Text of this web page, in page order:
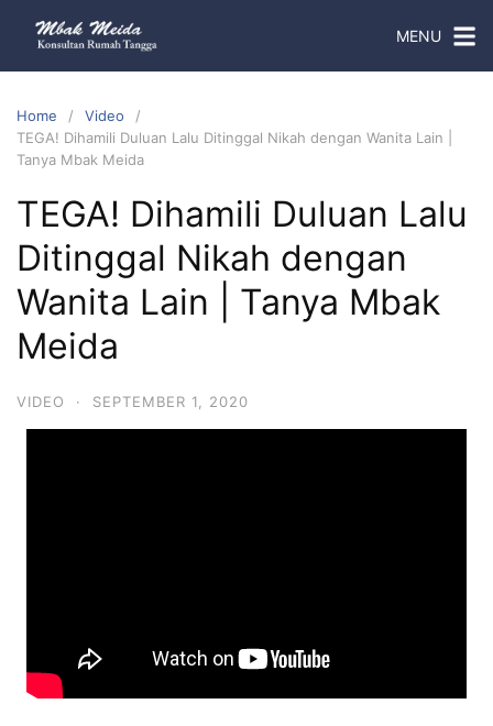
MENU
Home
Video
TEGA! Dihamili Duluan Lalu Ditinggal Nikah dengan Wanita Lain |
Tanya Mbak Meida
TEGA! Dihamili Duluan Lalu
Ditinggal Nikah dengan
Wanita Lain | Tanya Mbak
Meida
VIDEO · SEPTEMBER 1, 2020